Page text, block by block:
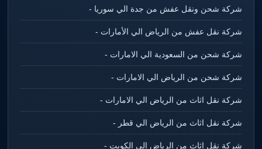
شركة شحن ونقل عفش من جدة الي سوريا -
شركة نقل عفش من الرياض الي الأمارات -
شركة شحن من السعودية الي الامارات -
شركة شحن من الرياض الي الامارات -
شركة نقل اثاث من الرياض الي الامارات -
شركة نقل اثاث من الرياض الي قطر -
شركة نقل اثاث من الرياض الي الكويت -